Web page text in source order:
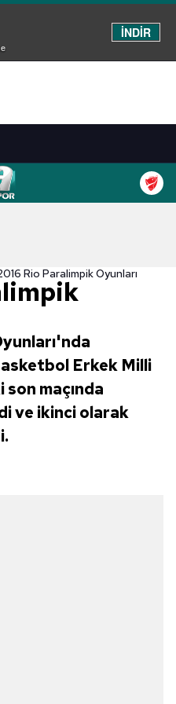
İNDİR
Rio Paralimpik Oyunları
Erkek Milli
son maçında
ve ikinci olarak